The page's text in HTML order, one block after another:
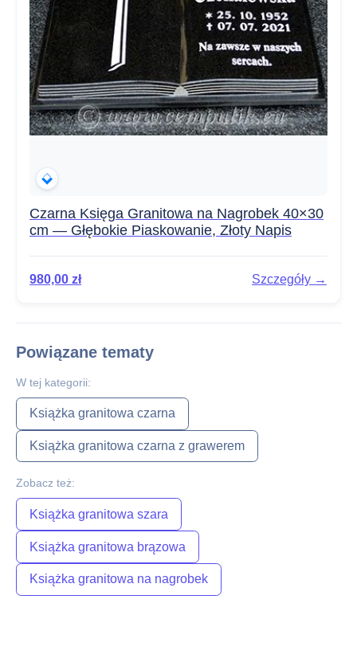
Czarna Księga Granitowa na Nagrobek 40×30
cm — Głębokie Piaskowanie, Złoty Napis
980,00 zł Szczegóły →
Powiązane tematy
W tej kategorii:
Książka granitowa czarna
Książka granitowa czarna z grawerem
Zobacz też:
Książka granitowa szara
Książka granitowa brązowa
Książka granitowa na nagrobek